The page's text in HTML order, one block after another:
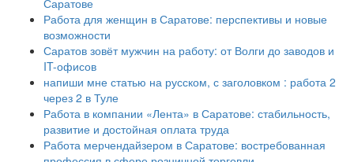
Саратове
Работа для женщин в Саратове: перспективы и новые
возможности
Саратов зовёт мужчин на работу: от Волги до заводов и
IT-офисов
напиши мне статью на русском, с заголовком : работа 2
через 2 в Туле
Работа в компании «Лента» в Саратове: стабильность,
развитие и достойная оплата труда
Работа мерчендайзером в Саратове: востребованная